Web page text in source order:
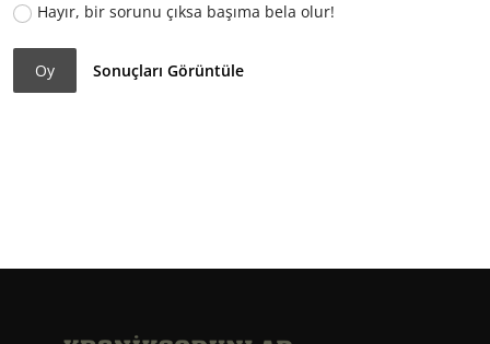
Hayır, bir sorunu çıksa başıma bela olur!
Oy Sonuçları Görüntüle